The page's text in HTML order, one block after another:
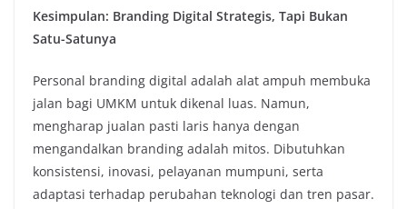
Kesimpulan: Branding Digital Strategis, Tapi Bukan
Satu-Satunya
Personal branding digital adalah alat ampuh membuka
jalan bagi UMKM untuk dikenal luas. Namun,
mengharap jualan pasti laris hanya dengan
mengandalkan branding adalah mitos. Dibutuhkan
konsistensi, inovasi, pelayanan mumpuni, serta
adaptasi terhadap perubahan teknologi dan tren pasar.